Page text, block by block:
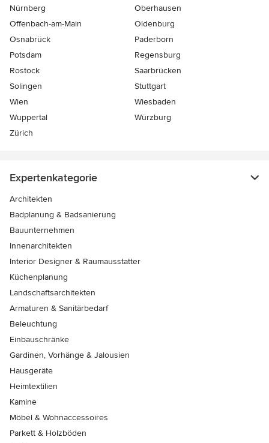
Nürnberg
Oberhausen
Offenbach-am-Main
Oldenburg
Osnabrück
Paderborn
Potsdam
Regensburg
Rostock
Saarbrücken
Solingen
Stuttgart
Wien
Wiesbaden
Wuppertal
Würzburg
Zürich
Expertenkategorie
Architekten
Badplanung & Badsanierung
Bauunternehmen
Innenarchitekten
Interior Designer & Raumausstatter
Küchenplanung
Landschaftsarchitekten
Armaturen & Sanitärbedarf
Beleuchtung
Einbauschränke
Gardinen, Vorhänge & Jalousien
Hausgeräte
Heimtextilien
Kamine
Möbel & Wohnaccessoires
Parkett & Holzböden